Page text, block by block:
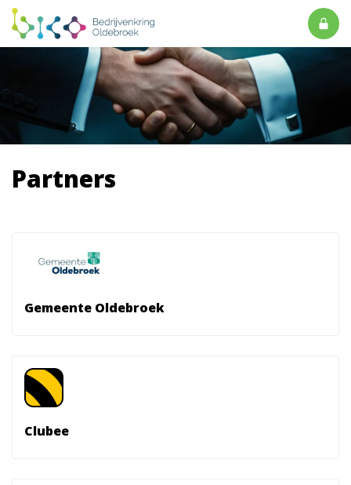
Partners
Gemeente Oldebroek
Clubee